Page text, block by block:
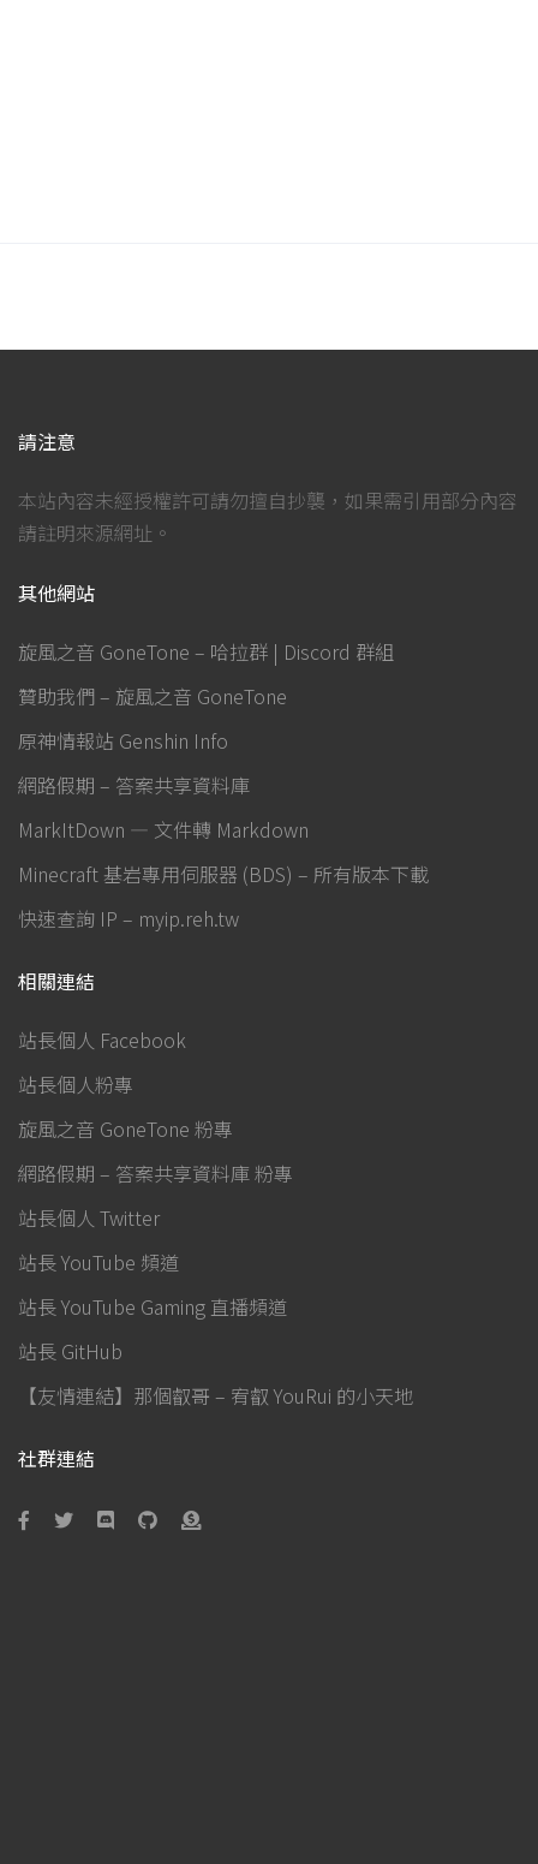
請注意
本站內容未經授權許可請勿擅自抄襲，如果需引用部分內容
請註明來源網址。
其他網站
旋風之音 GoneTone – 哈拉群 | Discord 群組
贊助我們 – 旋風之音 GoneTone
原神情報站 Genshin Info
網路假期 – 答案共享資料庫
MarkItDown — 文件轉 Markdown
Minecraft 基岩專用伺服器 (BDS) – 所有版本下載
快速查詢 IP – myip.reh.tw
相關連結
站長個人 Facebook
站長個人粉專
旋風之音 GoneTone 粉專
網路假期 – 答案共享資料庫 粉專
站長個人 Twitter
站長 YouTube 頻道
站長 YouTube Gaming 直播頻道
站長 GitHub
【友情連結】那個叡哥 – 宥叡 YouRui 的小天地
社群連結